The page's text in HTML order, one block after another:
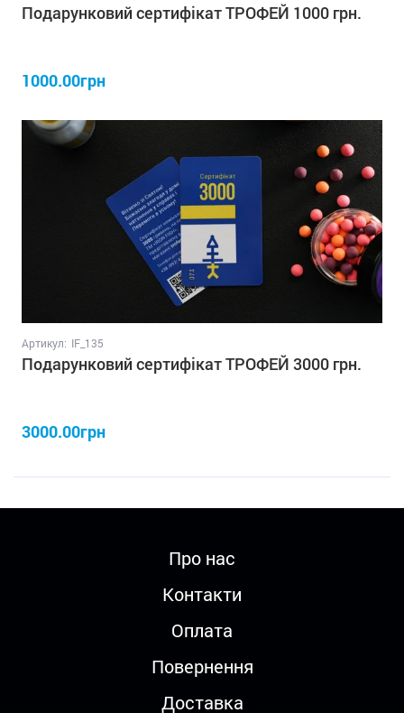
Подарунковий сертифікат ТРОФЕЙ 1000 грн.
1000.00грн
Артикул: IF_135
Подарунковий сертифікат ТРОФЕЙ 3000 грн.
3000.00грн
Про нас
Контакти
Оплата
Повернення
Доставка